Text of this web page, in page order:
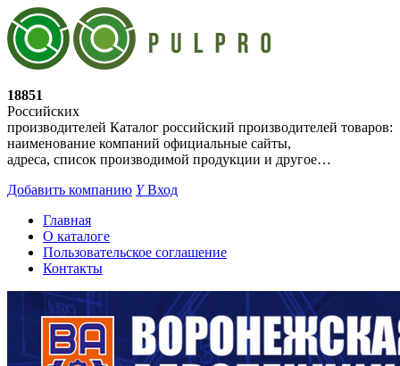
18851
Российских
производителей Каталог российский производителей товаров:
наименование компаний официальные сайты,
адреса, список производимой продукции и другое…
Добавить компанию YВход
Главная
О каталоге
Пользовательское соглашение
Контакты